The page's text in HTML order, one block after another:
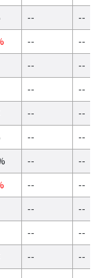
--
--
--
--
--
--
--
--
--
--
--
--
--
--
--
--
--
--
--
--
--
--